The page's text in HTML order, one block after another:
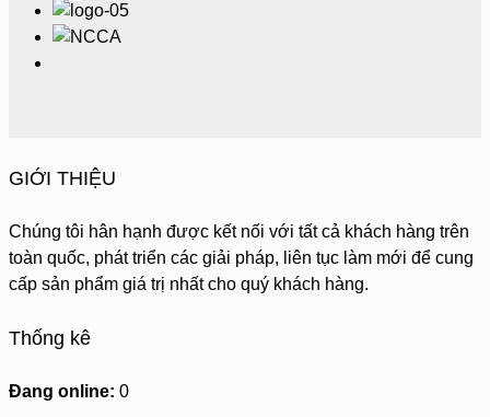
GIỚI THIỆU
Chúng tôi hân hạnh được kết nối với tất cả khách hàng trên
toàn quốc, phát triển các giải pháp, liên tục làm mới để cung
cấp sản phẩm giá trị nhất cho quý khách hàng.
Thống kê
Đang online: 0